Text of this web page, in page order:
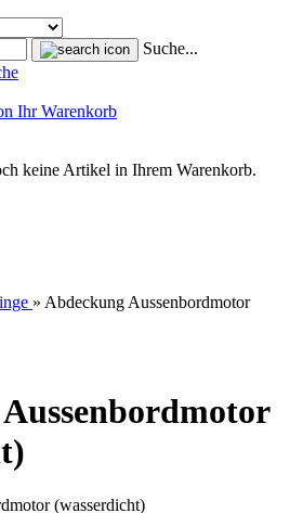
Suche...
Ihr Warenkorb
keine Artikel in Ihrem Warenkorb.
» Abdeckung Aussenbordmotor